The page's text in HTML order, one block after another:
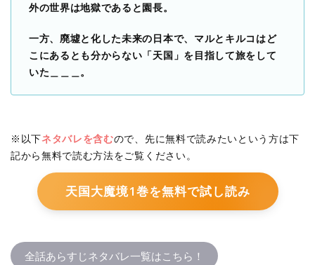
外の世界は地獄であると園長。
一方、廃墟と化した未来の日本で、マルとキルコはど
こにあるとも分からない「天国」を目指して旅をして
いた＿＿＿。
※以下ネタバレを含むので、先に無料で読みたいという方は下
記から無料で読む方法をご覧ください。
天国大魔境1巻を無料で試し読み
全話あらすじネタバレ一覧はこちら！